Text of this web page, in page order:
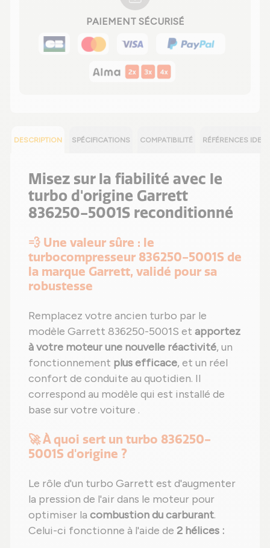
PAIEMENT SÉCURISÉ
DESCRIPTION SPÉCIFICATIONS COMPATIBILITÉ RÉFÉRENCES
Misez sur la fiabilité avec le
turbo d'origine Garrett
836250-5001S reconditionné
💨 Une valeur sûre : le
turbocompresseur 836250-5001S de
la marque Garrett, validé pour sa
robustesse
Remplacez votre ancien turbo par le
modèle Garrett 836250-5001S et apportez
à votre moteur une nouvelle réactivité, un
fonctionnement plus efficace, et un réel
confort de conduite au quotidien. Il
correspond au modèle qui est installé de
base sur votre voiture .
🚀 À quoi sert un turbo 836250-
5001S d'origine ?
Le rôle d'un turbo Garrett est d'augmenter
la pression de l'air dans le moteur pour
optimiser la combustion du carburant.
Celui-ci fonctionne à l'aide de 2 hélices :